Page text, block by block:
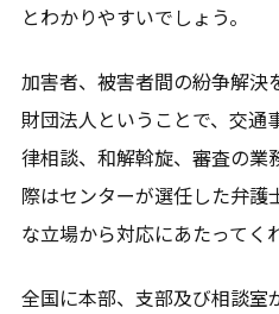
とわかりやすいでしょう。
加害者、被害者間の紛争解決
財団法人ということで、交通
律相談、和解斡旋、審査の業
際はセンターが選任した弁護
な立場から対応にあたってく
全国に本部、支部及び相談室